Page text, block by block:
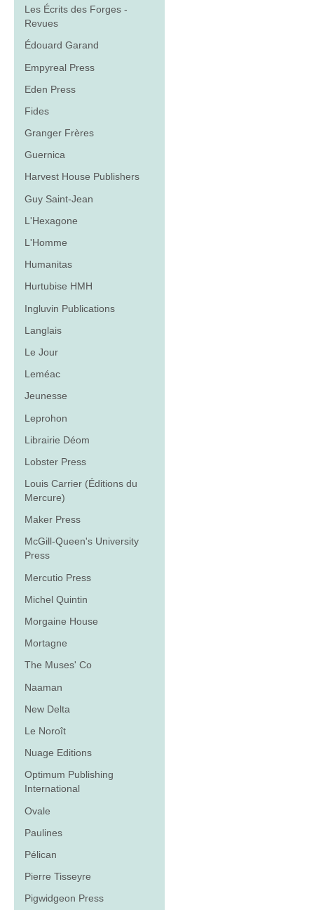
Les Écrits des Forges -
Revues
Édouard Garand
Empyreal Press
Eden Press
Fides
Granger Frères
Guernica
Harvest House Publishers
Guy Saint-Jean
L'Hexagone
L'Homme
Humanitas
Hurtubise HMH
Ingluvin Publications
Langlais
Le Jour
Leméac
Jeunesse
Leprohon
Librairie Déom
Lobster Press
Louis Carrier (Éditions du
Mercure)
Maker Press
McGill-Queen's University
Press
Mercutio Press
Michel Quintin
Morgaine House
Mortagne
The Muses' Co
Naaman
New Delta
Le Noroît
Nuage Editions
Optimum Publishing
International
Ovale
Paulines
Pélican
Pierre Tisseyre
Pigwidgeon Press